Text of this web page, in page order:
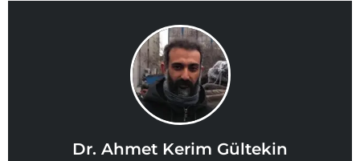
Dr. Ahmet Kerim Gültekin